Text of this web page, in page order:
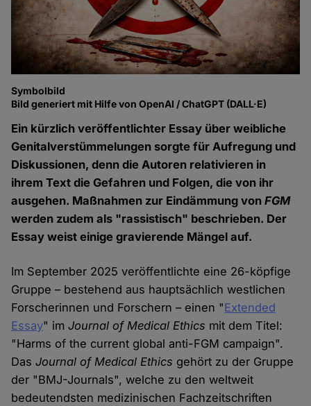
Symbolbild
Bild generiert mit Hilfe von OpenAI / ChatGPT (DALL·E)
Ein kürzlich veröffentlichter Essay über weibliche
Genitalverstümmelungen sorgte für Aufregung und
Diskussionen, denn die Autoren relativieren in
ihrem Text die Gefahren und Folgen, die von ihr
ausgehen. Maßnahmen zur Eindämmung vonFGM
werden zudem als "rassistisch" beschrieben. Der
Essay weist einige gravierende Mängel auf.
Im September 2025 veröffentlichte eine 26-köpfige
Gruppe – bestehend aus hauptsächlich westlichen
Forscherinnen und Forschern – einen "Extended
Essay" imJournal of Medical Ethics mit dem Titel:
"Harms of the current global anti-FGM campaign".
DasJournal of Medical Ethics gehört zu der Gruppe
der "BMJ-Journals", welche zu den weltweit
bedeutendsten medizinischen Fachzeitschriften